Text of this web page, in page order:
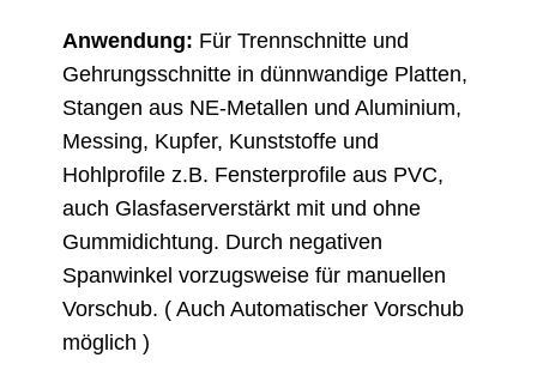
Anwendung: Für Trennschnitte und
Gehrungsschnitte in dünnwandige Platten,
Stangen aus NE-Metallen und Aluminium,
Messing, Kupfer, Kunststoffe und
Hohlprofile z.B. Fensterprofile aus PVC,
auch Glasfaserverstärkt mit und ohne
Gummidichtung. Durch negativen
Spanwinkel vorzugsweise für manuellen
Vorschub. ( Auch Automatischer Vorschub
möglich )